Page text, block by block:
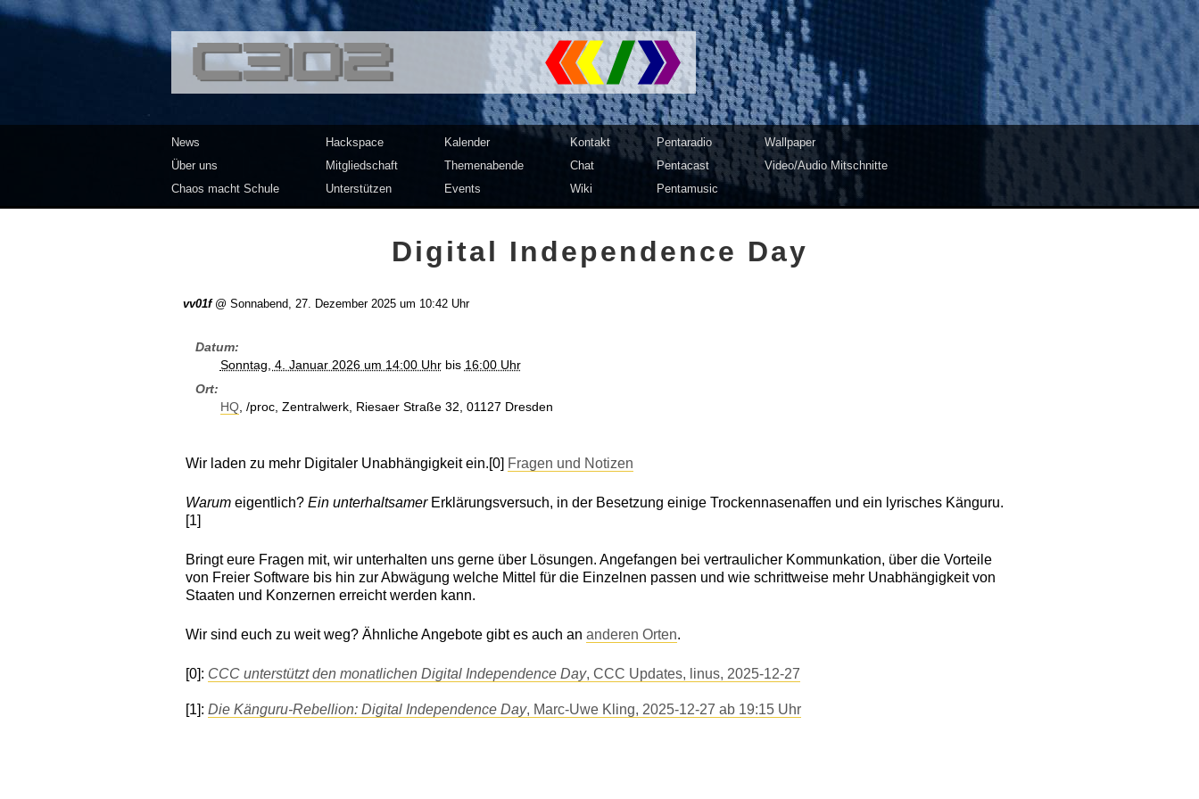
<<</>> Chaos Computer Club Dresden | c3d2
News
Über uns
Chaos macht Schule
Hackspace
Mitgliedschaft
Unterstützen
Kalender
Themenabende
Events
Kontakt
Chat
Wiki
Pentaradio
Pentacast
Pentamusic
Wallpaper
Video/Audio Mitschnitte
Di­gi­tal In­de­pend­ence Day
vv01f@ Sonnabend, 27. Dezember 2025 um 10:42 Uhr
Datum
Sonntag, 4. Januar 2026 um 14:00 Uhrbis 16:00 Uhr
Ort
HQ, /proc, Zentralwerk, Riesaer Straße 32, 01127 Dresden
Wir laden zu mehr Digitaler Unabhängigkeit ein.[0] Fragen und Notizen
Warum eigentlich? Ein unterhaltsamerErklärungsversuch, in der Besetzung einige Trockennasenaffen und ein lyrisches Känguru.
[1]
Bringt eure Fragen mit, wir unterhalten uns gerne über Lösungen. Angefangen bei vertraulicher Kommunkation, über die Vorteile
von Freier Software bis hin zur Abwägung welche Mittel für die Einzelnen passen und wie schrittweise mehr Unabhängigkeit von
Staaten und Konzernen erreicht werden kann.
Wir sind euch zu weit weg? Ähnliche Angebote gibt es auch an anderen Orten.
[0]: CCC unterstützt den monatlichen Digital Independence Day, CCC Updates, linus, 2025-12-27
[1]: Die Känguru-Rebellion: Digital Independence Day, Marc-Uwe Kling, 2025-12-27 ab 19:15 Uhr